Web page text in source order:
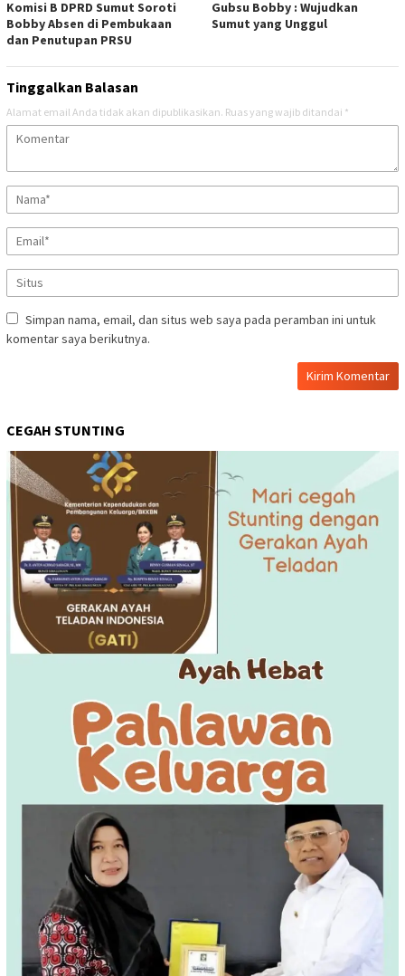
Komisi B DPRD Sumut Soroti
Bobby Absen di Pembukaan
dan Penutupan PRSU
Gubsu Bobby : Wujudkan
Sumut yang Unggul
Tinggalkan Balasan
Alamat email Anda tidak akan dipublikasikan. Ruas yang wajib ditandai *
Simpan nama, email, dan situs web saya pada peramban ini untuk
komentar saya berikutnya.
CEGAH STUNTING